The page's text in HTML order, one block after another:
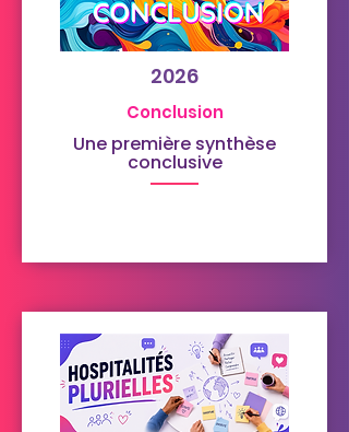
2026
Conclusion
Une première synthèse
conclusive